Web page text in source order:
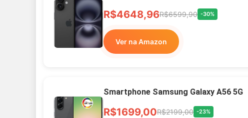
R$4648,96R$6599,90 -30%
Ver na Amazon
Smartphone Samsung Galaxy A56 5G
R$1699,00R$2199,00 -23%